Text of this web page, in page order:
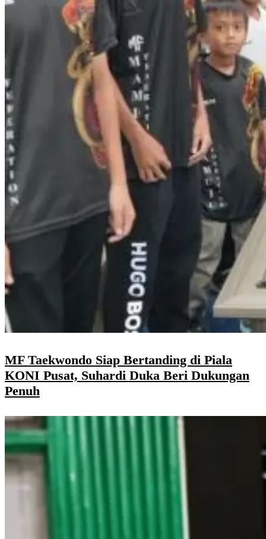
MF Taekwondo Siap Bertanding di Piala
KONI Pusat, Suhardi Duka Beri Dukungan
Penuh